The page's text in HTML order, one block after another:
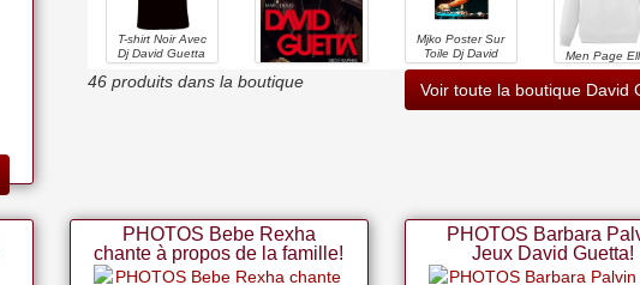
T-shirt Noir Avec
Dj David Guetta
David Guetta -
Mjko Poster Sur
Toile Dj David
Guetta 9,
Décoration De
Chambre à
Coucher,
Men Page
David
Sexy Bitch
Hoodies
Hoody
46 produits dans la boutique Voir toute la boutique David
PHOTOS Bebe Rexha
chante à propos de la famille!
PHOTOS Barbara
Jeux David Guetta!